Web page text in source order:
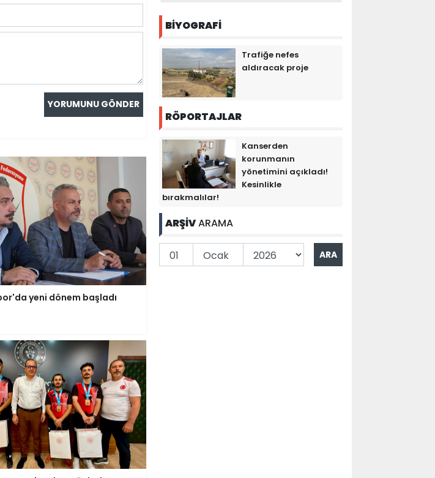
yeni dönem başladı
BİYOGRAFİ
Trafiğe nefes
aldıracak proje
RÖPORTAJLAR
Kanserden
korunmanın
yönetimini açıkladı!
Kesinlikle
bırakmalılar!
ARŞİVARAMA